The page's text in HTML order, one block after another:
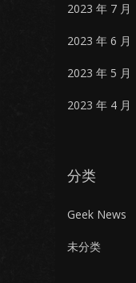
2023 年 7 月
2023 年 6 月
2023 年 5 月
2023 年 4 月
分类
Geek News
未分类